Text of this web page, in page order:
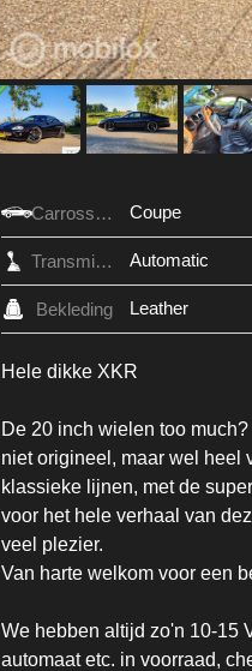
Carrosserie Coupe
Transmissie Automatic
Bekleding Leather
Hele dikke XKR
De 20 inch wielen too
niet origineel, maar wel heel
klassieke lijnen, met de
voor het hele verhaal van
veel plezier.
Van harte welkom voor een
We hebben altijd zo'n 10-15
automaat etc. in voorraad,